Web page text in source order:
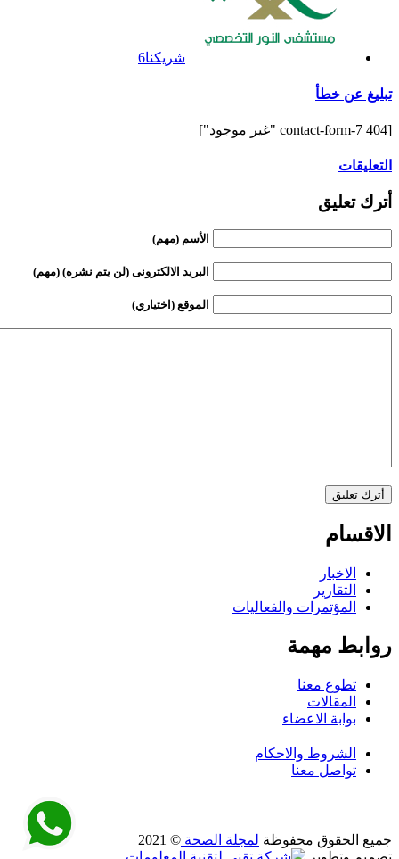
شريكنا6
تبليغ عن خطأ
[contact-form-7 404 "غير موجود"]
التعليقات
أترك تعليق
الأسم (مهم)
البريد الالكترونى (لن يتم نشره) (مهم)
الموقع (اختياري)
الاقسام
الاخبار
التقارير
المؤتمرات والفعاليات
روابط مهمة
تطوع معنا
المقالات
بوابة الاعضاء
الشروط والاحكام
تواصل معنا
جميع الحقوق محفوظة لمجلة الصحة © 2021